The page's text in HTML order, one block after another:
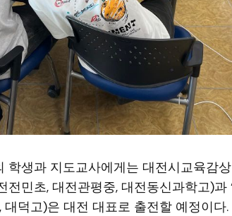
학생과 지도교사에게는 대전시교육감
전민초, 대전관평중, 대전동신과학고)과
덕고)은 대전 대표로 출전할 예정이다.